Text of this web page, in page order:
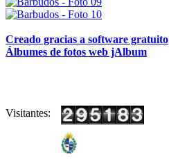
Creado gracias a software gratuito
Álbumes de fotos web jAlbum
Visitantes: